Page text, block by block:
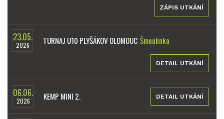
ZÁPIS UTKÁNÍ
23.05.
2026 TURNAJ U10 PLYŠÁKOV OLOMOUC Šmoulinka
DETAIL UTKÁNÍ
06.06.
2026 KEMP MINI 2. DETAIL UTKÁNÍ